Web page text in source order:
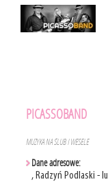
PICASSOBAND
MUZYKA NA ŚLUB I WESELE
Dane adresowe:
, Radzyń Podlaski -